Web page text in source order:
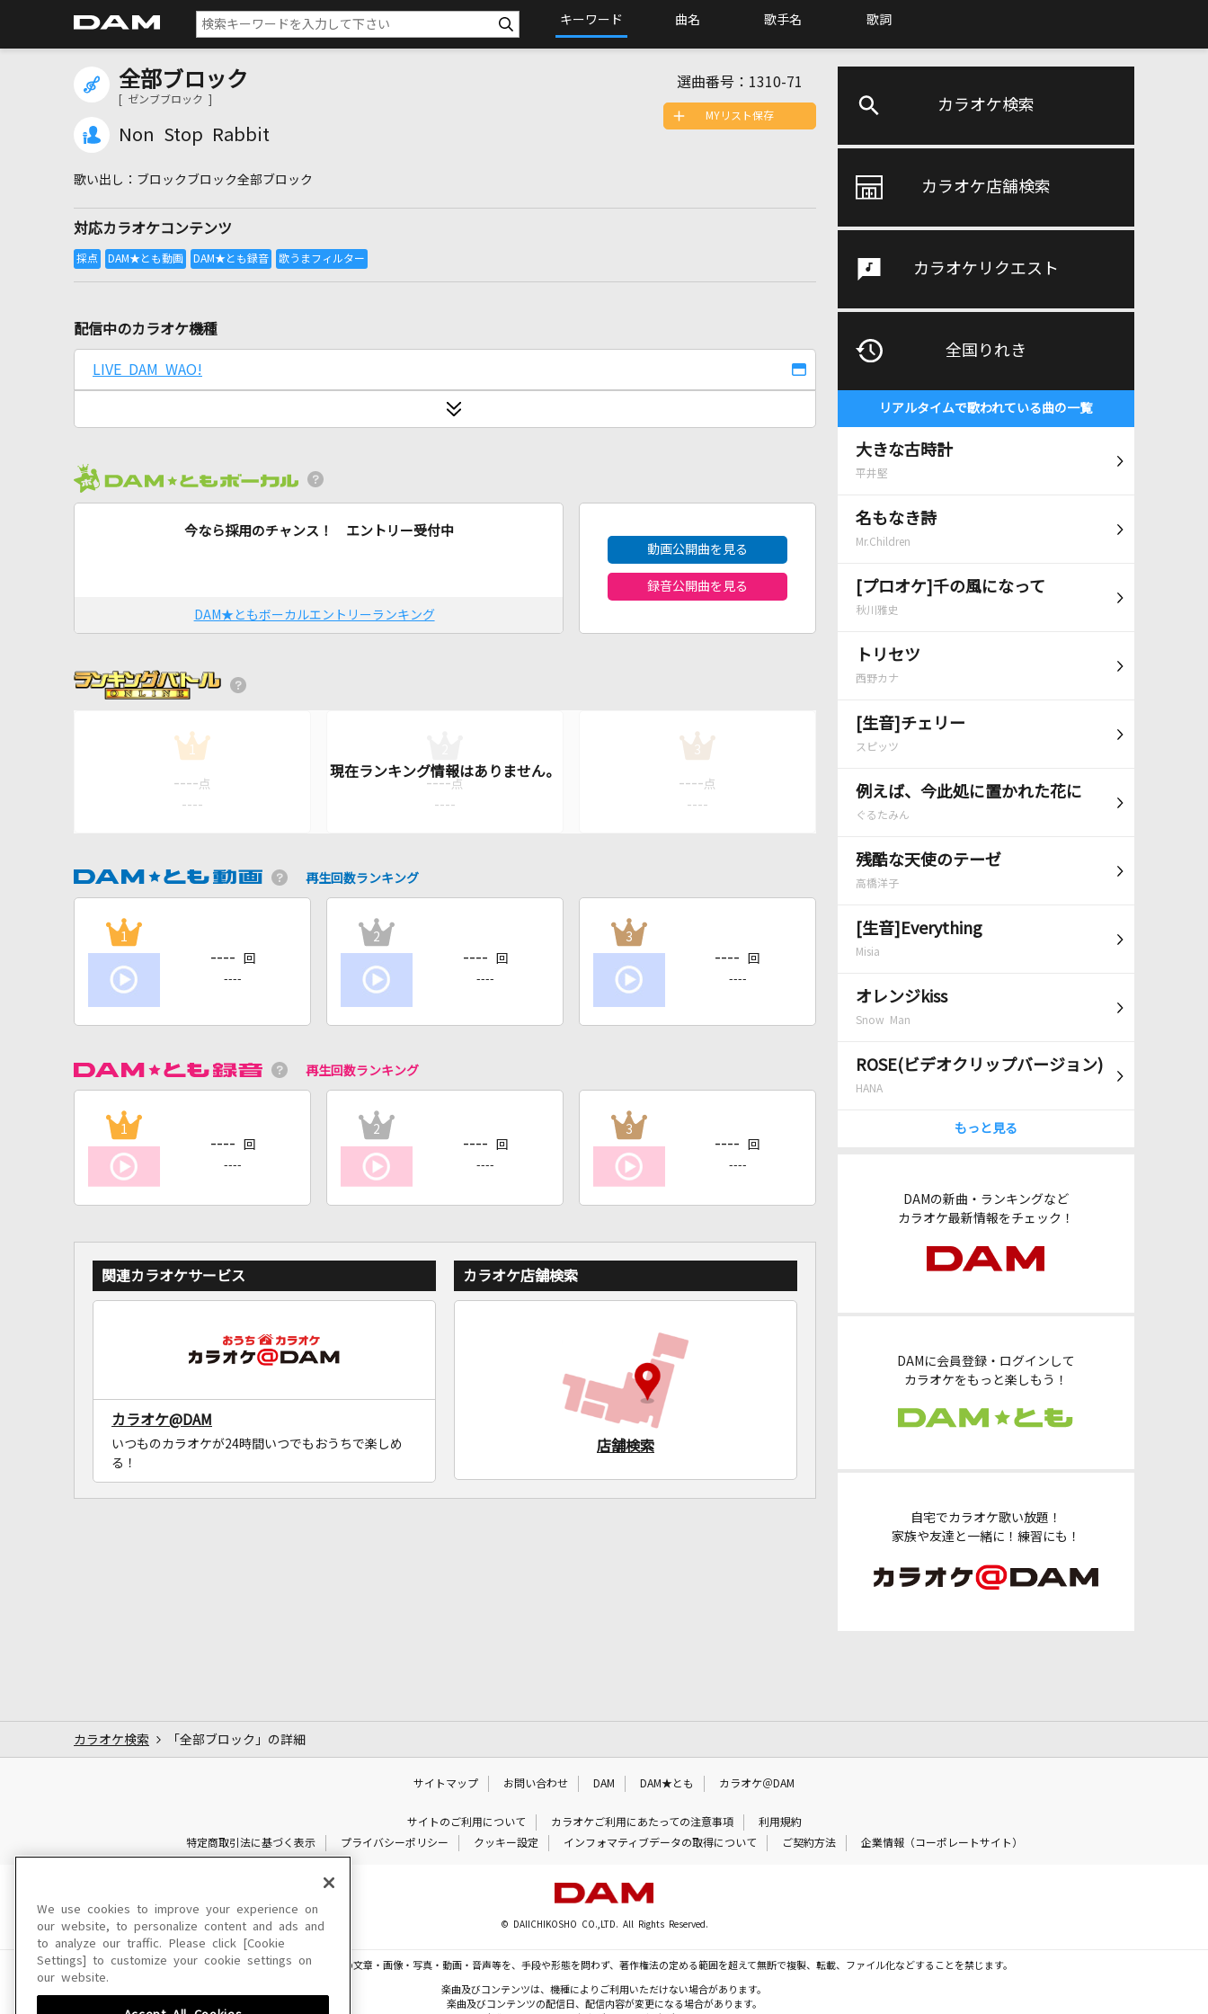
キーワード 曲名 歌手名 歌詞
カラオケ検索
カラオケ店舗検索
カラオケリクエスト
全国りれき
リアルタイムで歌われている曲の一覧
大きな古時計
平井堅
名もなき詩
Mr.Children
[プロオケ]千の風になって
秋川雅史
トリセツ
西野カナ
[生音]チェリー
スピッツ
例えば、今此処に置かれた花に
ぐるたみん
残酷な天使のテーゼ
高橋洋子
[生音]Everything
Misia
オレンジkiss
Snow Man
ROSE(ビデオクリップバージョン)
HANA
もっと見る
DAMの新曲・ランキングなど
カラオケ最新情報をチェック！
DAMに会員登録・ログインして
カラオケをもっと楽しもう！
自宅でカラオケ歌い放題！
家族や友達と一緒に！練習にも！
全部ブロック
[ ゼンブブロック ]
Non Stop Rabbit
選曲番号： 1310-71
ブロックブロック全部ブロック
対応カラオケコンテンツ
MYリスト保存
配信中のカラオケ機種
LIVE DAM WAO!
今なら採用のチャンス！ エントリー受付中
DAM★ともボーカルエントリーランキング
動画公開曲を見る
録音公開曲を見る
1
---- 点
----
---- 点
----
3
---- 点
----
再生回数ランキング
1
---- 回
----
2
---- 回
----
3
---- 回
----
再生回数ランキング
1
---- 回
----
2
---- 回
----
3
---- 回
----
関連カラオケサービス
カラオケ@DAM
いつものカラオケが24時間いつでもおうちで楽しめ
る！
カラオケ店舗検索
店舗検索
カラオケ検索 「全部ブロック」の詳細
サイトマップ お問い合わせ DAM DAM★とも カラオケ＠DAM
サイトのご利用について カラオケご利用にあたっての注意事項
利用規約
特定商取引法に基づく表示
プライバシーポリシー クッキー設定 インフォマティブデータの取得について ご契約方法 企業情報（コーポレートサイト）
© DAIICHIKOSHO CO.,LTD. All Rights Reserved.
このサイトに掲載されている一切の文章・画像・写真・動画・音声等を、手段や形態を問わず、著作権法の定める範囲を超えて無断で複製、転載、ファイル化などすることを禁じます。
楽曲及びコンテンツは、機種によりご利用いただけない場合があります。
楽曲及びコンテンツの配信日、配信内容が変更になる場合があります。
We use cookies to improve your experience on
our website, to personalize content and ads and
to analyze our traffic. Please click [Cookie
Settings] to customize your cookie settings on
our website.